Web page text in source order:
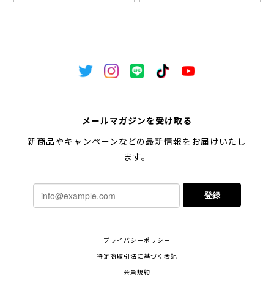
メールマガジンを受け取る
新商品やキャンペーンなどの最新情報をお届けいたし
ます。
登録
プライバシーポリシー
特定商取引法に基づく表記
会員規約